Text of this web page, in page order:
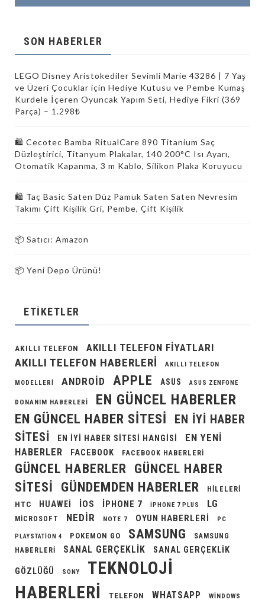
SON HABERLER
LEGO Disney Aristokediler Sevimli Marie 43286 | 7 Yaş
ve Üzeri Çocuklar için Hediye Kutusu ve Pembe Kumaş
Kurdele İçeren Oyuncak Yapım Seti, Hediye Fikri (369
Parça) – 1.298₺
🛍️ Cecotec Bamba RitualCare 890 Titanium Saç
Düzleştirici, Titanyum Plakalar, 140 200°C Isı Ayarı,
Otomatik Kapanma, 3 m Kablo, Silikon Plaka Koruyucu
🛍️ Taç Basic Saten Düz Pamuk Saten Saten Nevresim
Takımı Çift Kişilik Gri, Pembe, Çift Kişilik
📦 Satıcı: Amazon
📦 Yeni Depo Ürünü!
ETIKETLER
AKILLI TELEFON AKILLI TELEFON FIYATLARI
AKILLI TELEFON HABERLERI AKILLI TELEFON
MODELLERI ANDROID APPLE ASUS ASUS ZENFONE
DONANIM HABERLERI EN GÜNCEL HABERLER
EN GÜNCEL HABER SITESI
EN IYI HABER
SITESI
EN IYI HABER SITESI HANGISI
EN YENI
HABERLER
FACEBOOK FACEBOOK HABERLERI
GÜNCEL HABERLER
GÜNCEL HABER
SITESI
GÜNDEMDEN HABERLER
HILELERI
HTC
HUAWEI IOS IPHONE 7 IPHONE 7 PLUS LG
MICROSOFT NEDIR NOTE 7 OYUN HABERLERI PC
PLAYSTATION 4 POKEMON GO SAMSUNG
SAMSUNG
HABERLERI
SANAL GERÇEKLIK SANAL GERÇEKLIK
GÖZLÜĞÜ SONY
TEKNOLOJI
HABERLERI
TELEFON WHATSAPP WINDOWS